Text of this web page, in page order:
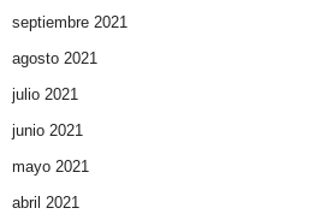
septiembre 2021
agosto 2021
julio 2021
junio 2021
mayo 2021
abril 2021